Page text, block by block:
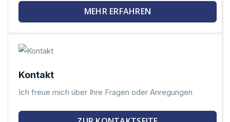
MEHR ERFAHREN
Kontakt
Ich freue mich über Ihre Fragen oder Anregungen